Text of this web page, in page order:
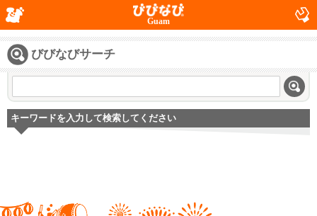
Guam
びびなびサーチ
キーワードを入力して検索してください